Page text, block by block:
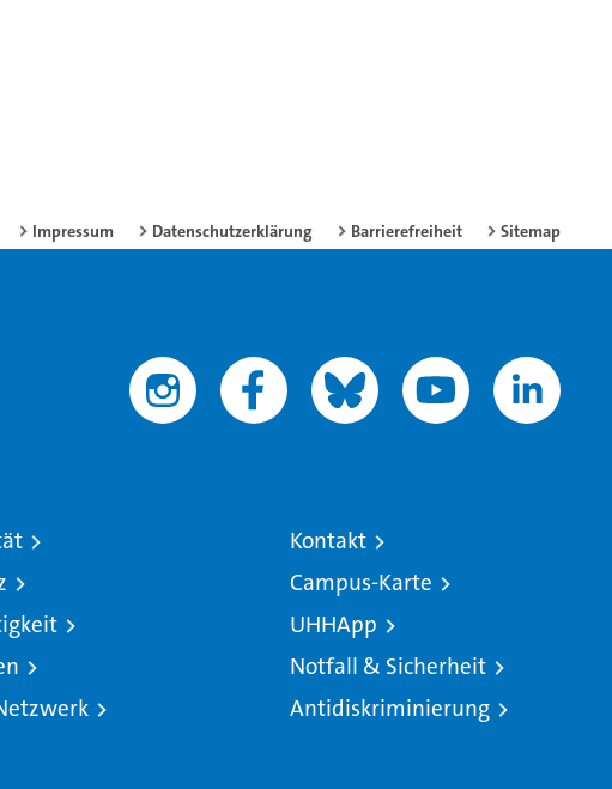
Impressum Datenschutzerklärung Barrierefreiheit Sitemap
Kontakt
Campus-Karte
UHHApp
Notfall & Sicherheit
Antidiskriminierung